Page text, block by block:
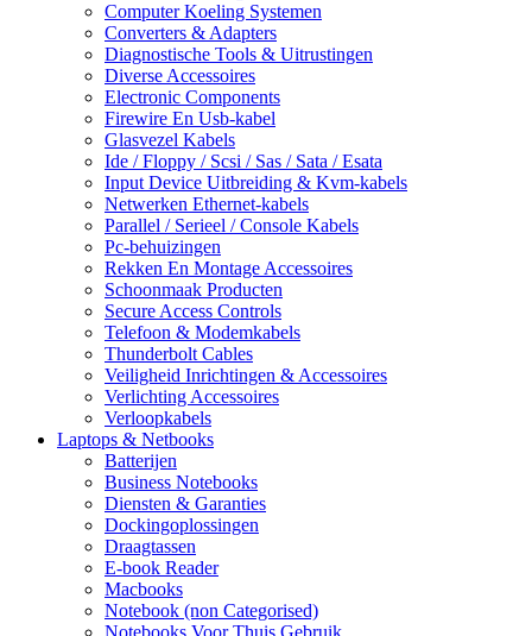
Computer Koeling Systemen
Converters & Adapters
Diagnostische Tools & Uitrustingen
Diverse Accessoires
Electronic Components
Firewire En Usb-kabel
Glasvezel Kabels
Ide / Floppy / Scsi / Sas / Sata / Esata
Input Device Uitbreiding & Kvm-kabels
Netwerken Ethernet-kabels
Parallel / Serieel / Console Kabels
Pc-behuizingen
Rekken En Montage Accessoires
Schoonmaak Producten
Secure Access Controls
Telefoon & Modemkabels
Thunderbolt Cables
Veiligheid Inrichtingen & Accessoires
Verlichting Accessoires
Verloopkabels
Laptops & Netbooks
Batterijen
Business Notebooks
Diensten & Garanties
Dockingoplossingen
Draagtassen
E-book Reader
Macbooks
Notebook (non Categorised)